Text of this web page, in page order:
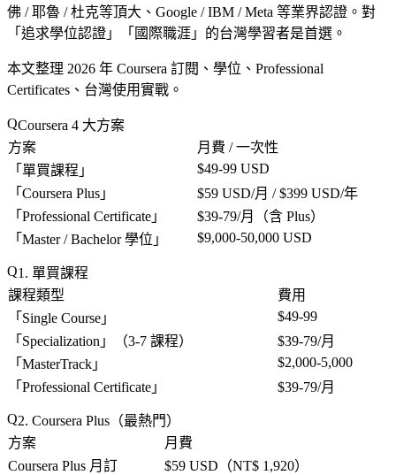
佛 / 耶魯 / 杜克等頂大、Google / IBM / Meta 等業界認證。對
「 追求學位認證 」「 國際職涯 」的台灣學習者是首選。
本文整理 2026 年 Coursera 訂閱、學位、Professional
Certificates、台灣使用實戰。
Coursera 4 大方案
方案
月費 / 一次性
「 單買課程 」
$49-99 USD
「 Coursera Plus 」
$59 USD/月 / $399 USD/年
「 Professional Certificate 」
$39-79/月（含 Plus）
「 Master / Bachelor 學位 」 $9,000-50,000 USD
1. 單買課程
課程類型
費用
「 Single Course 」
$49-99
「 Specialization 」（3-7 課程）
$39-79/月
「 MasterTrack 」
$2,000-5,000
「 Professional Certificate 」 $39-79/月
2. Coursera Plus（最熱門）
方案
月費
Coursera Plus 月訂
$59 USD（NT$ 1,920）